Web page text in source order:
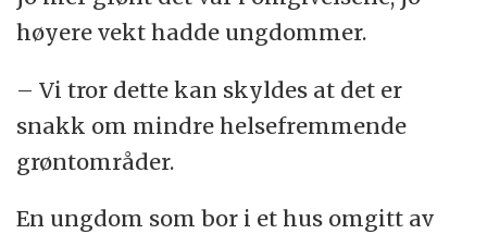
høyere vekt hadde ungdommer.
– Vi tror dette kan skyldes at det er
snakk om mindre helsefremmende
grøntområder.
En ungdom som bor i et hus omgitt av